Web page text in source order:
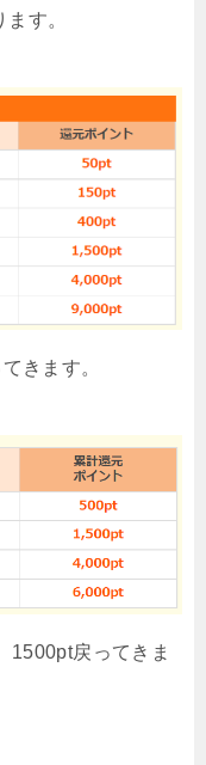
す。
きます。
1500pt戻ってきま